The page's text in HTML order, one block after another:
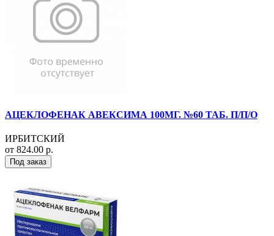
АЦЕКЛОФЕНАК АВЕКСИМА 100МГ. №60 ТАБ. П/П/О
ИРБИТСКИЙ
от 824.00 р.
Под заказ